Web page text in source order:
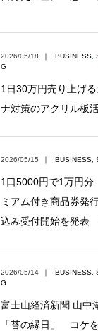
2026/05/18 ｜ BUSINESS
G
1日30万円売り上げ
ナ対策のアクリル板
2026/05/15 ｜ BUSINESS
1口5000円で1万円
ミアム付き商品券発
込み受付開始を発表
2026/05/14 ｜ BUSINESS
G
富士山経済新聞 山中
「苔の縁日」 コケ